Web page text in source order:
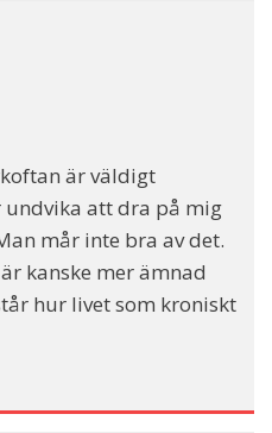
är väldigt
undvika att dra på mig
mår inte bra av det.
kanske mer ämnad
hur livet som kroniskt